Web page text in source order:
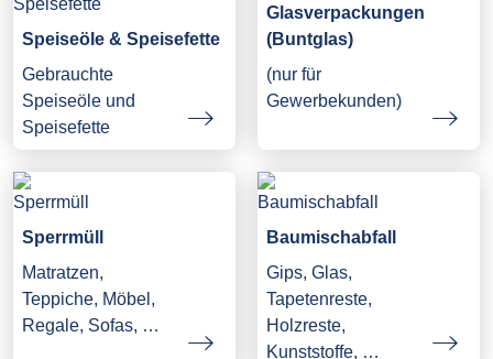
Speiseöle & Speisefette
Gebrauchte
Speiseöle und
Speisefette
Glasverpackungen
(Buntglas)
(nur für
Gewerbekunden)
Sperrmüll
Matratzen,
Teppiche, Möbel,
Regale, Sofas, …
Baumischabfall
Gips, Glas,
Tapetenreste,
Holzreste,
Kunststoffe, …